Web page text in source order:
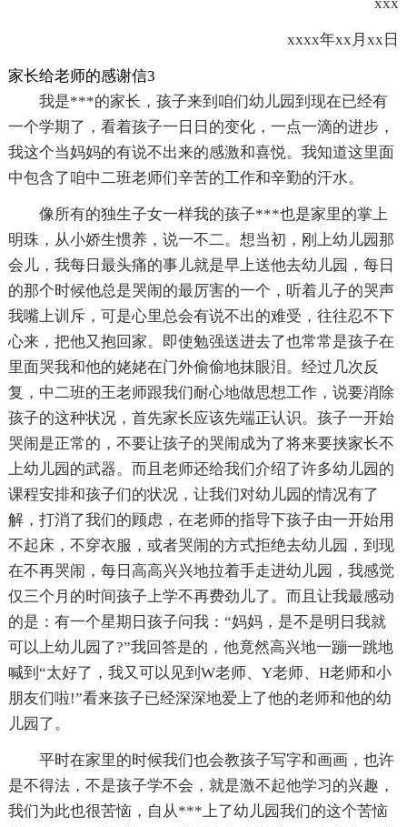
xxx
xxxx年xx月xx日
家长给老师的感谢信3
我是***的家长，孩子来到咱们幼儿园到现在已经有
一个学期了，看着孩子一日日的变化，一点一滴的进步，
我这个当妈妈的有说不出来的感激和喜悦。我知道这里面
中包含了咱中二班老师们辛苦的工作和辛勤的汗水。
像所有的独生子女一样我的孩子***也是家里的掌上
明珠，从小娇生惯养，说一不二。想当初，刚上幼儿园那
会儿，我每日最头痛的事儿就是早上送他去幼儿园，每日
的那个时候他总是哭闹的最厉害的一个，听着儿子的哭声
我嘴上训斥，可是心里总会有说不出的难受，往往忍不下
心来，把他又抱回家。即使勉强送进去了也常常是孩子在
里面哭我和他的姥姥在门外偷偷地抹眼泪。经过几次反
复，中二班的王老师跟我们耐心地做思想工作，说要消除
孩子的这种状况，首先家长应该先端正认识。孩子一开始
哭闹是正常的，不要让孩子的哭闹成为了将来要挟家长不
上幼儿园的武器。而且老师还给我们介绍了许多幼儿园的
课程安排和孩子们的状况，让我们对幼儿园的情况有了
解，打消了我们的顾虑，在老师的指导下孩子由一开始用
不起床，不穿衣服，或者哭闹的方式拒绝去幼儿园，到现
在不再哭闹，每日高高兴兴地拉着手走进幼儿园，我感觉
仅三个月的时间孩子上学不再费劲儿了。而且让我最感动
的是：有一个星期日孩子问我：“妈妈，是不是明日我就
可以上幼儿园了?”我回答是的，他竟然高兴地一蹦一跳地
喊到“太好了，我又可以见到W老师、Y老师、H老师和小
朋友们啦!”看来孩子已经深深地爱上了他的老师和他的幼
儿园了。
平时在家里的时候我们也会教孩子写字和画画，也许
是不得法，不是孩子学不会，就是激不起他学习的兴趣，
我们为此也很苦恼，自从***上了幼儿园我们的这个苦恼